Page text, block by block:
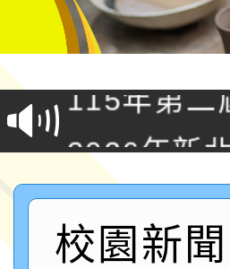
轉知桃園
桃「我的
案，詳如
115年第二
2026年新
鐵人三項
桃園市115
「2026年
校園新